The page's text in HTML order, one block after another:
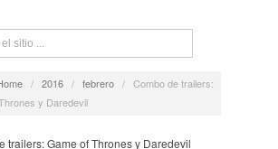
/ 2016 / febrero / Combo de trailers:
y Daredevil